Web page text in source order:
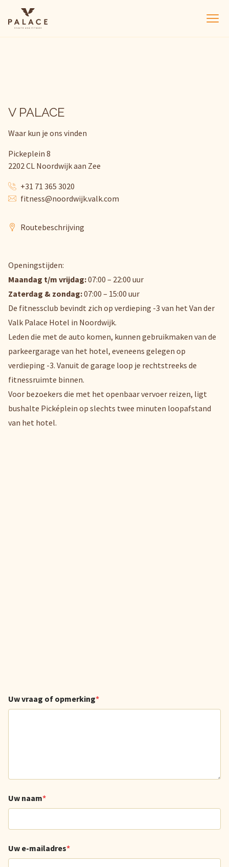
Van der Valk Palace Hotel Noordwijk
V PALACE
Waar kun je ons vinden
Pickeplein 8
2202 CL Noordwijk aan Zee
+31 71 365 3020
fitness@noordwijk.valk.com
Routebeschrijving
Openingstijden:
Maandag t/m vrijdag:07:00 – 22:00 uur
Zaterdag & zondag:07:00 – 15:00 uur
De fitnessclub bevindt zich op verdieping -3 van het Van der
Valk Palace Hotel in Noordwijk.
Leden die met de auto komen, kunnen gebruikmaken van de
parkeergarage van het hotel, eveneens gelegen op
verdieping -3. Vanuit de garage loop je rechtstreeks de
fitnessruimte binnen.
Voor bezoekers die met het openbaar vervoer reizen, ligt
bushalte Picképlein op slechts twee minuten loopafstand
van het hotel.
Uw vraag of opmerking
Uw naam
Uw e-mailadres